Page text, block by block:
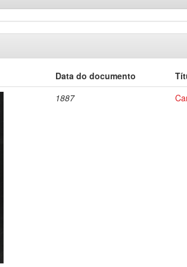
Data do documento
1887